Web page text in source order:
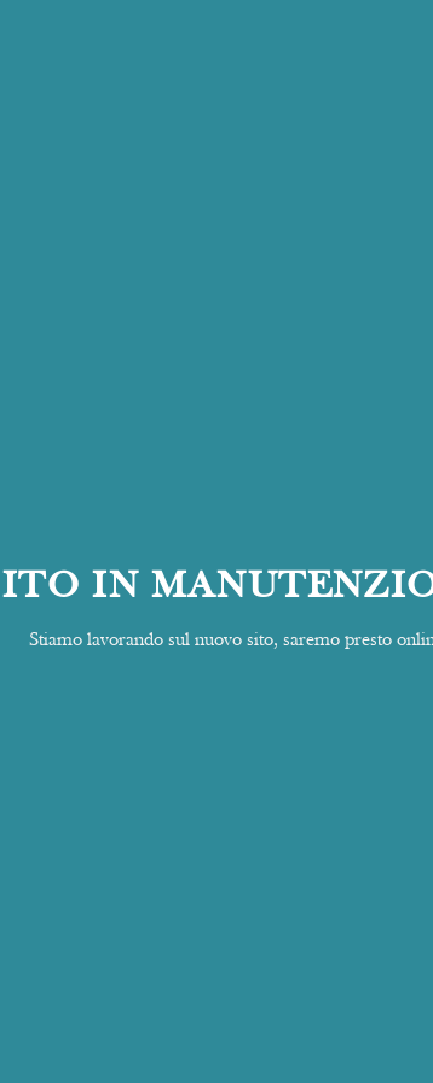
IN
Stiamo lavorando sul nuovo sito, saremo presto